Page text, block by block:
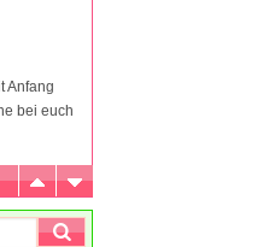
Anfang
bei euch